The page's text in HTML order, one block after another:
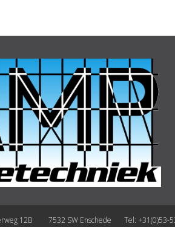
12B 7532 SW Enschede Tel: